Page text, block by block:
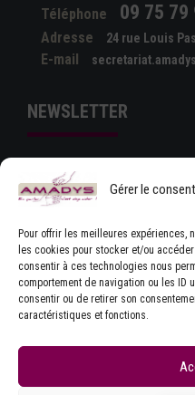
Gérer le
Pour offrir les meilleures
les cookies pour stocker et/ou
consentir à ces technologies nous
comportement de navigation ou les ID
consentir ou de retirer son
caractéristiques et fonctions.
Téléphone 09 75 79
Adresse 24 rue Louis
E-mail
NEWSLETTER
J'ACCEPTE LES
D'UTILISATION